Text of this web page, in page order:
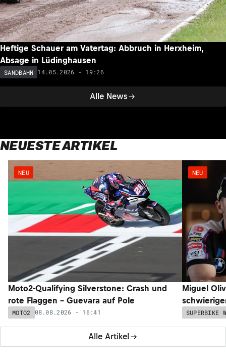
Alle News
Heftige Schauer am Vatertag: Abbruch in Herxheim,
Absage in Lüdinghausen
SANDBAHN 14.05.2026 - 19:26
NEUESTE ARTIKEL
Alle Artikel
NEU
Moto2-Qualifying Silverstone: Crash und
rote Flaggen – Guevara auf Pole
MOTO2 08.08.2026 - 16:41
NEU
Miguel
SUPERBIKE